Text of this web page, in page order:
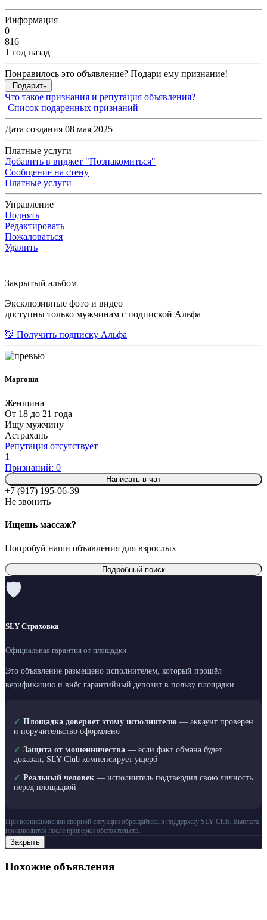
Информация
0
816
1 год назад
Понравилось это объявление? Подари ему признание!
Подарить
Что такое признания и репутация объявления?
Список подаренных признаний
Дата создания 08 мая 2025
Платные услуги
Добавить в виджет "Познакомиться"
Сообщение на стену
Платные услуги
Управление
Поднять
Редактировать
Пожаловаться
Удалить
Закрытый альбом
Эксклюзивные фото и видео
доступны только мужчинам с подпиской Альфа
🦊 Получить подписку Альфа
Маргоша
Женщина
От 18 до 21 года
Ищу мужчину
Астрахань
Репутация отсутствует
1
Признаний: 0
Написать в чат
+7 (917) 195-06-39
Не звонить
Ищешь массаж?
Попробуй наши объявления для взрослых
Подробный поиск
🛡
SLY Страховка
Официальная гарантия от площадки
Это объявление размещено исполнителем, который прошёл
верификацию и внёс гарантийный депозит в пользу площадки.
✓ Площадка доверяет этому исполнителю — аккаунт проверен
и поручительство оформлено
✓ Защита от мошенничества — если факт обмана будет
доказан, SLY Club компенсирует ущерб
✓ Реальный человек — исполнитель подтвердил свою личность
перед площадкой
При возникновении спорной ситуации обращайтесь в поддержку SLY Club. Выплата
производится после проверки обстоятельств.
Закрыть
Похожие объявления